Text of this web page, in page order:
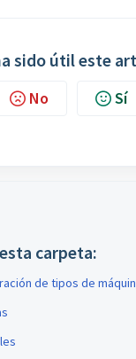
sido útil este
No Sí
carpeta:
de tipos de